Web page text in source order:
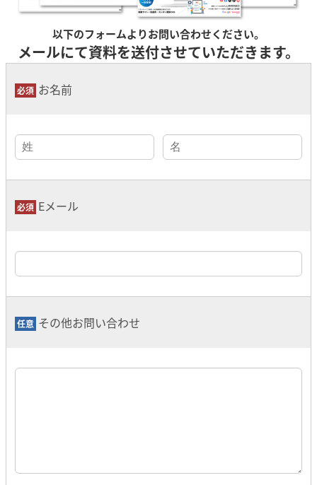
以下のフォームよりお問い合わせください。
メールにて資料を送付させていただきます。
お名前
Eメール
その他お問い合わせ